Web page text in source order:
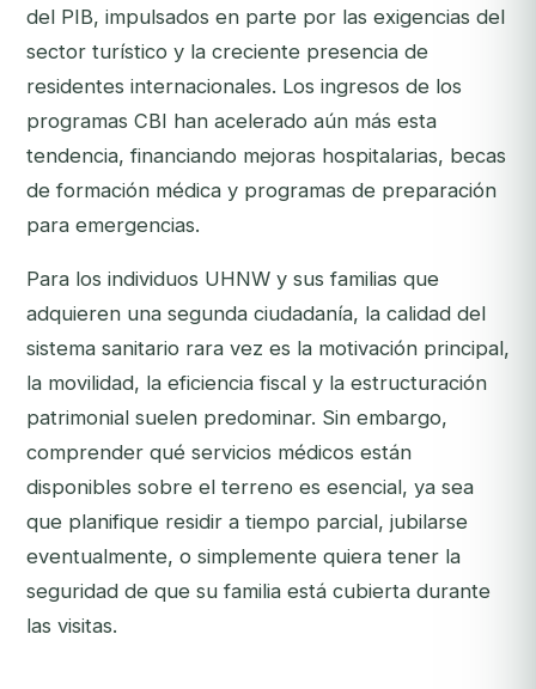
del PIB, impulsados en parte por las exigencias del
sector turístico y la creciente presencia de
residentes internacionales. Los ingresos de los
programas CBI han acelerado aún más esta
tendencia, financiando mejoras hospitalarias, becas
de formación médica y programas de preparación
para emergencias.
Para los individuos UHNW y sus familias que
adquieren una segunda ciudadanía, la calidad del
sistema sanitario rara vez es la motivación principal,
la movilidad, la eficiencia fiscal y la estructuración
patrimonial suelen predominar. Sin embargo,
comprender qué servicios médicos están
disponibles sobre el terreno es esencial, ya sea
que planifique residir a tiempo parcial, jubilarse
eventualmente, o simplemente quiera tener la
seguridad de que su familia está cubierta durante
las visitas.